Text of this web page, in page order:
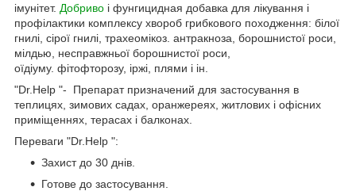
імунітет. Добриво і фунгицидная добавка для лікування і
профілактики комплексу хвороб грибкового походження: білої
гнилі, сірої гнилі, трахеомікоз. антракноза, борошнистої роси,
мілдью, несправжньої борошнистої роси,
оїдіуму. фітофторозу, іржі, плями і ін.
"Dr.Help "- Препарат призначений для застосування в
теплицях, зимових садах, оранжереях, житлових і офісних
приміщеннях, терасах і балконах.
Переваги "Dr.Help ":
Захист до 30 днів.
Готове до застосування.